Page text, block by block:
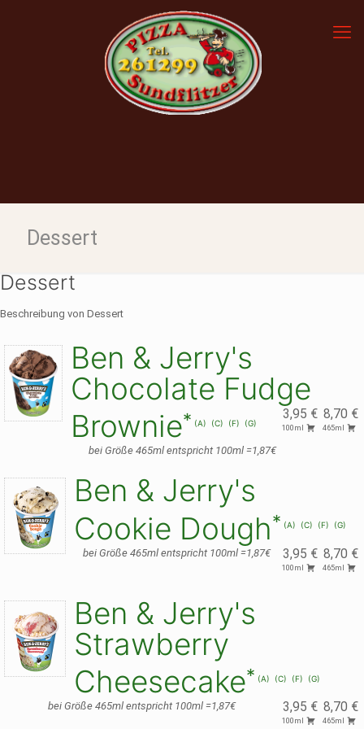
Dessert
Dessert
Beschreibung von Dessert
Ben & Jerry's
Chocolate Fudge
Brownie
A C F G
3,95 €
100ml
8,70 €
465ml
bei Größe 465ml entspricht 100ml =1,87€
Ben & Jerry's
Cookie Dough
A C F G
3,95 €
100ml
8,70 €
465ml
bei Größe 465ml entspricht 100ml =1,87€
Ben & Jerry's
Strawberry
Cheesecake
A C F G
3,95 €
100ml
8,70 €
465ml
bei Größe 465ml entspricht 100ml =1,87€